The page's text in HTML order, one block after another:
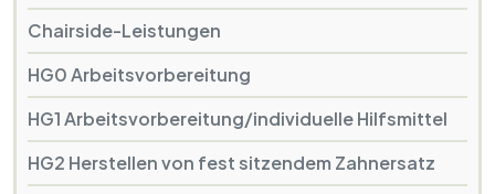
Chairside-Leistungen
HG0 Arbeitsvorbereitung
HG1 Arbeitsvorbereitung/individuelle Hilfsmittel
HG2 Herstellen von fest sitzendem Zahnersatz